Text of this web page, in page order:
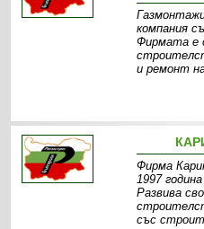
компания
Фирмата е
и ремонт
Фирма
1997
Развива
със